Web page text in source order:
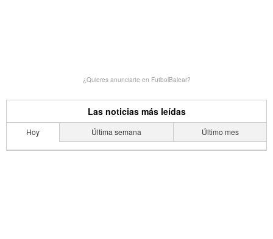
¿Quieres anunciarte en FutbolBalear?
Las noticias más leídas
Hoy Última semana Último mes